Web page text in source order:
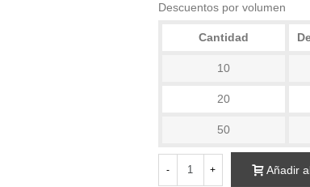
Descuentos por volumen
Cantidad
10
20
50
- + Añadir